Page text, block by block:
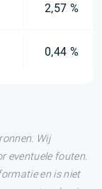
2,57 %
0,44 %
Wij
eventuele fouten.
en is niet